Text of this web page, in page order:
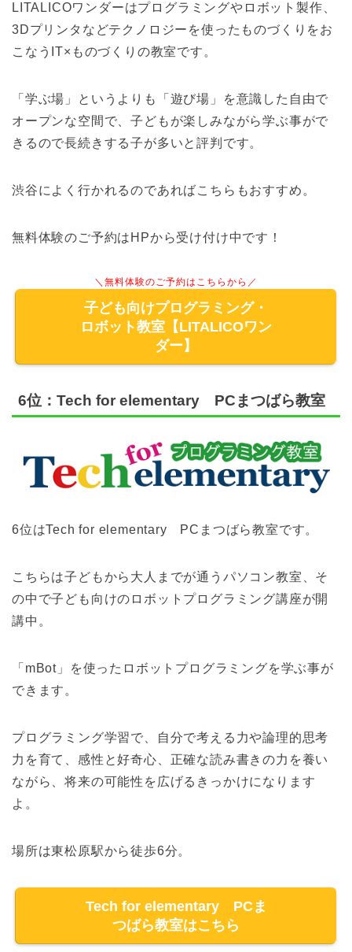
LITALICOワンダーはプログラミングやロボット製作、
3Dプリンタなどテクノロジーを使ったものづくりをお
こなうIT×ものづくりの教室です。
「学ぶ場」というよりも「遊び場」を意識した自由で
オープンな空間で、子どもが楽しみながら学ぶ事がで
きるので長続きする子が多いと評判です。
渋谷によく行かれるのであればこちらもおすすめ。
無料体験のご予約はHPから受け付け中です！
＼無料体験のご予約はこちらから／
子ども向けプログラミング・
ロボット教室【LITALICOワン
ダー】
6位：Tech for elementary PCまつばら教室
6位はTech for elementary PCまつばら教室です。
こちらは子どもから大人までが通うパソコン教室、そ
の中で子ども向けのロボットプログラミング講座が開
講中。
「mBot」を使ったロボットプログラミングを学ぶ事が
できます。
プログラミング学習で、自分で考える力や論理的思考
力を育て、感性と好奇心、正確な読み書きの力を養い
ながら、将来の可能性を広げるきっかけになります
よ。
場所は東松原駅から徒歩6分。
Tech for elementary PCま
つばら教室はこちら